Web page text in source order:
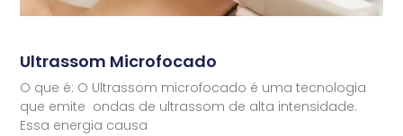
Ultrassom Microfocado
O que é: O Ultrassom microfocado é uma tecnologia
que emite ondas de ultrassom de alta intensidade.
Essa energia causa